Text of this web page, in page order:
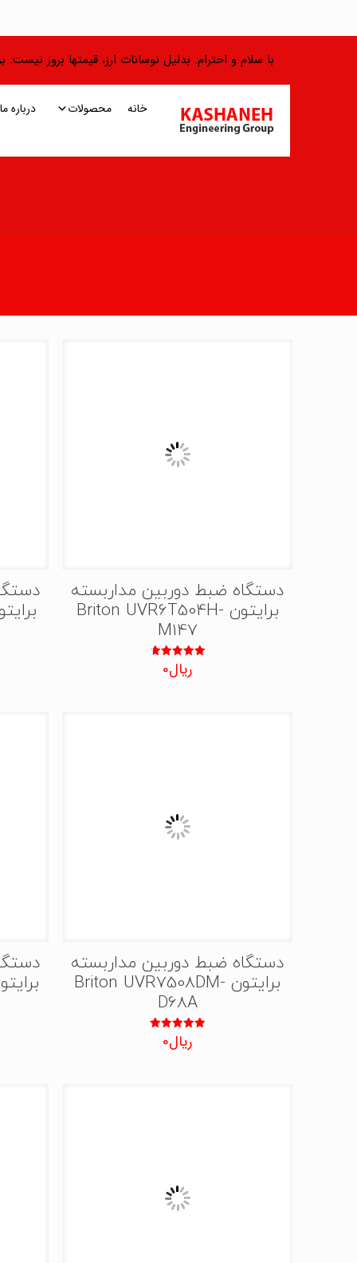
با سلام و احترام. بدلیل نوسانات ارز، قیمتها بروز
خانه محصولات درباره ما
دستگاه ضبط دوربین مداربسته
برایتون Briton UVR6T504H-
M147
نمره
4.75
ریال0
دستگاه ضبط دوربین مداربسته
برایتون Briton UVR7508DM-
D68A
نمره
5.00
ریال0